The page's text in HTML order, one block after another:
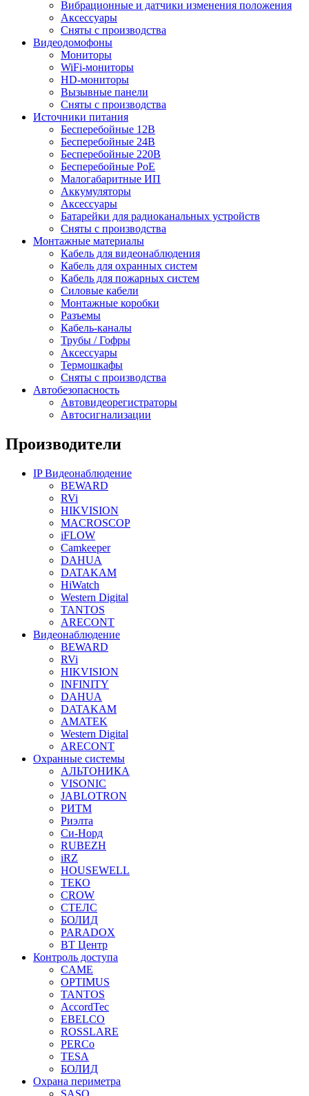
Вибрационные и датчики изменения положения
Аксессуары
Сняты с производства
Видеодомофоны
Мониторы
WiFi-мониторы
HD-мониторы
Вызывные панели
Сняты с производства
Источники питания
Бесперебойные 12В
Бесперебойные 24В
Бесперебойные 220В
Бесперебойные PoE
Малогабаритные ИП
Аккумуляторы
Аксессуары
Батарейки для радиоканальных устройств
Сняты с производства
Монтажные материалы
Кабель для видеонаблюдения
Кабель для охранных систем
Кабель для пожарных систем
Силовые кабели
Монтажные коробки
Разъемы
Кабель-каналы
Трубы / Гофры
Аксессуары
Термошкафы
Сняты с производства
Автобезопасность
Автовидеорегистраторы
Автосигнализации
Производители
IP Видеонаблюдение
BEWARD
RVi
HIKVISION
MACROSCOP
iFLOW
Camkeeper
DAHUA
DATAKAM
HiWatch
Western Digital
TANTOS
ARECONT
Видеонаблюдение
BEWARD
RVi
HIKVISION
INFINITY
DAHUA
DATAKAM
AMATEK
Western Digital
ARECONT
Охранные системы
АЛЬТОНИКА
VISONIC
JABLOTRON
РИТМ
Риэлта
Си-Норд
RUBEZH
iRZ
HOUSEWELL
ТЕКО
CROW
СТЕЛС
БОЛИД
PARADOX
ВТ Центр
Контроль доступа
CAME
OPTIMUS
TANTOS
AccordTec
EBELCO
ROSSLARE
PERCo
TESA
БОЛИД
Охрана периметра
SASO